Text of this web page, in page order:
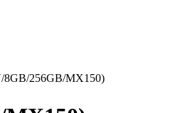
256GB/MX150)